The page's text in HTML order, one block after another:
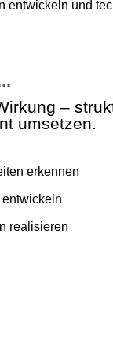
entwickeln und
–
umsetzen.
erkennen
entwickeln
realisieren